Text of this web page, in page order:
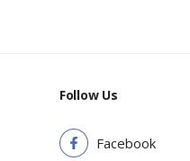
Follow Us
Facebook